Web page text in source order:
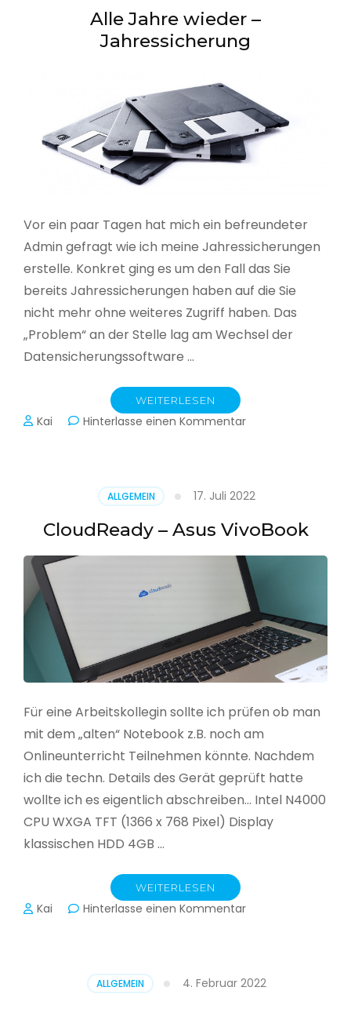
Alle Jahre wieder –
Jahressicherung
Vor ein paar Tagen hat mich ein befreundeter
Admin gefragt wie ich meine Jahressicherungen
erstelle. Konkret ging es um den Fall das Sie
bereits Jahressicherungen haben auf die Sie
nicht mehr ohne weiteres Zugriff haben. Das
„Problem“ an der Stelle lag am Wechsel der
Datensicherungssoftware …
WEITERLESEN
Kai Hinterlasse einen Kommentarzu
Jahressicherung
ALLGEMEIN 17. Juli 2022
CloudReady – Asus VivoBook
Für eine Arbeitskollegin sollte ich prüfen ob man
mit dem „alten“ Notebook z.B. noch am
Onlineunterricht Teilnehmen könnte. Nachdem
ich die techn. Details des Gerät geprüft hatte
wollte ich es eigentlich abschreiben… Intel N4000
CPU WXGA TFT (1366 x 768 Pixel) Display
klassischen HDD 4GB …
WEITERLESEN
Kai Hinterlasse einen Kommentarzu
ALLGEMEIN 4. Februar 2022